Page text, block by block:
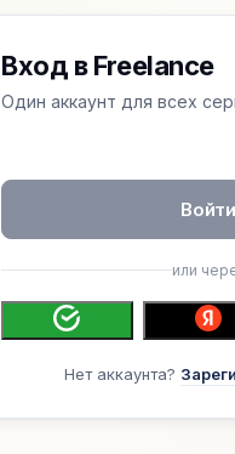
Вход в Freelance
Один аккаунт для всех
Войти
или
Нет аккаунта?